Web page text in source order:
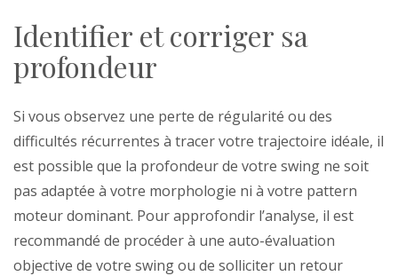
Identifier et corriger sa
profondeur
Si vous observez une perte de régularité ou des
difficultés récurrentes à tracer votre trajectoire idéale, il
est possible que la profondeur de votre swing ne soit
pas adaptée à votre morphologie ni à votre pattern
moteur dominant. Pour approfondir l’analyse, il est
recommandé de procéder à une auto-évaluation
objective de votre swing ou de solliciter un retour